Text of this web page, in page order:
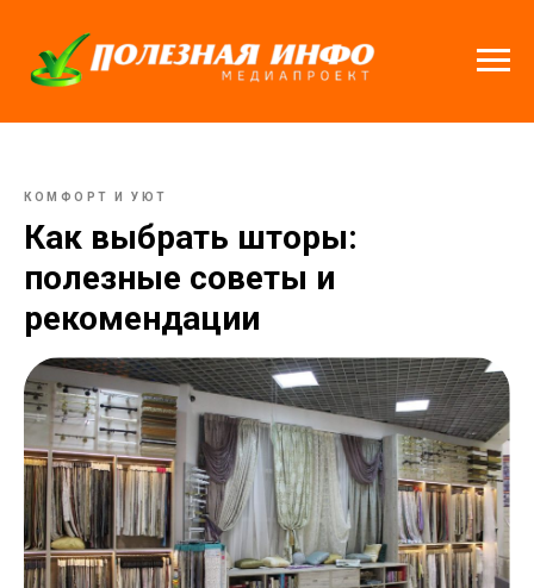
КОМФОРТ И УЮТ
Как выбрать шторы:
полезные советы и
рекомендации